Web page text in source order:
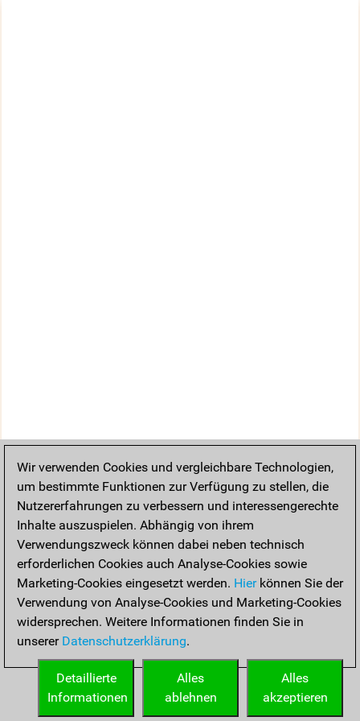
Wir verwenden Cookies und vergleichbare Technologien,
um bestimmte Funktionen zur Verfügung zu stellen, die
Nutzererfahrungen zu verbessern und interessengerechte
Inhalte auszuspielen. Abhängig von ihrem
Verwendungszweck können dabei neben technisch
erforderlichen Cookies auch Analyse-Cookies sowie
Marketing-Cookies eingesetzt werden. Hierkönnen Sie der
Verwendung von Analyse-Cookies und Marketing-Cookies
widersprechen. Weitere Informationen finden Sie in
unserer Datenschutzerklärung.
Alles
akzeptieren
Alles
ablehnen
Detaillierte
Informationen